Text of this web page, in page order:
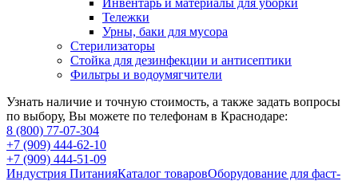
Инвентарь и материалы для уборки
Тележки
Урны, баки для мусора
Стерилизаторы
Стойка для дезинфекции и антисептики
Фильтры и водоумягчители
Узнать наличие и точную стоимость, а также задать вопросы
по выбору, Вы можете по телефонам в Краснодаре:
8 (800) 77-07-304
+7 (909) 444-62-10
+7 (909) 444-51-09
Индустрия ПитанияКаталог товаровОборудование для фаст-